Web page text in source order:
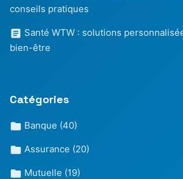
conseils pratiques
Santé WTW : solutions
bien-être
Catégories
Banque (40)
Assurance (20)
Mutuelle (19)